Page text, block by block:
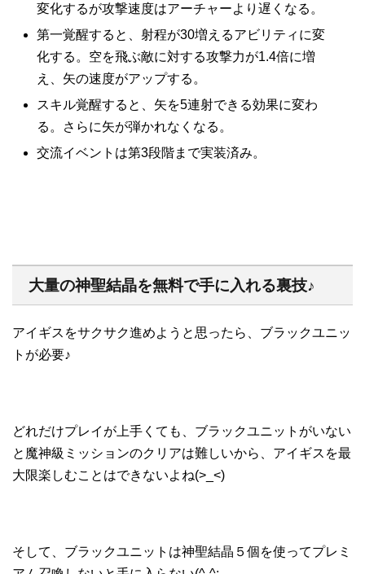
変化するが攻撃速度はアーチャーより遅くなる。
第一覚醒すると、射程が30増えるアビリティに変
化する。空を飛ぶ敵に対する攻撃力が1.4倍に増
え、矢の速度がアップする。
スキル覚醒すると、矢を5連射できる効果に変わ
る。さらに矢が弾かれなくなる。
交流イベントは第3段階まで実装済み。
大量の神聖結晶を無料で手に入れる裏技♪
アイギスをサクサク進めようと思ったら、ブラックユニッ
トが必要♪
どれだけプレイが上手くても、ブラックユニットがいない
と魔神級ミッションのクリアは難しいから、アイギスを最
大限楽しむことはできないよね(>_<)
そして、ブラックユニットは神聖結晶５個を使ってプレミ